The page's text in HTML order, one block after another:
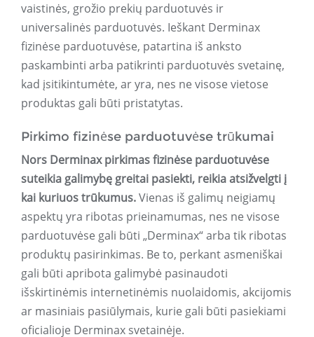
vaistinės, grožio prekių parduotuvės ir
universalinės parduotuvės. Ieškant Derminax
fizinėse parduotuvėse, patartina iš anksto
paskambinti arba patikrinti parduotuvės svetainę,
kad įsitikintumėte, ar yra, nes ne visose vietose
produktas gali būti pristatytas.
Pirkimo fizinėse parduotuvėse trūkumai
Nors Derminax pirkimas fizinėse parduotuvėse
suteikia galimybę greitai pasiekti, reikia atsižvelgti į
kai kuriuos trūkumus.Vienas iš galimų neigiamų
aspektų yra ribotas prieinamumas, nes ne visose
parduotuvėse gali būti „Derminax“ arba tik ribotas
produktų pasirinkimas. Be to, perkant asmeniškai
gali būti apribota galimybė pasinaudoti
išskirtinėmis internetinėmis nuolaidomis, akcijomis
ar masiniais pasiūlymais, kurie gali būti pasiekiami
oficialioje Derminax svetainėje.